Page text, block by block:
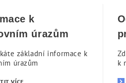
k
úrazům
základní informace k
úrazům
k